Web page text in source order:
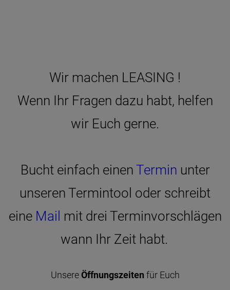
Wir machen LEASING !
Wenn Ihr Fragen dazu habt, helfen
wir Euch gerne.
Bucht einfach einen Termin unter
unseren Termintool oder schreibt
eine Mail mit drei Terminvorschlägen
wann Ihr Zeit habt.
UnsereÖffnungszeiten für Euch